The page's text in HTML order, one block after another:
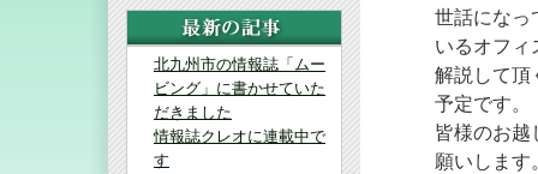
北九州市の情報誌「ムー
ビング」に書かせていた
だきました
情報誌クレオに連載中で
す
世話になっ
いるオフィ
解説して頂
予定です。
皆様のお越
願いします